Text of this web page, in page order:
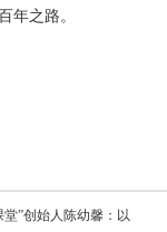
年之路。
堂”创始人陈幼馨：以